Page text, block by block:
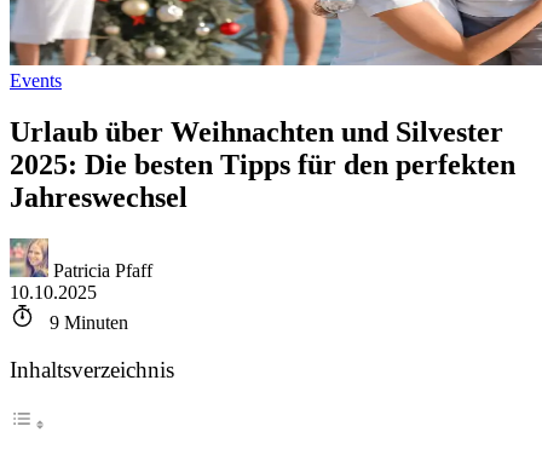
Events
Urlaub über Weihnachten und Silvester
2025: Die besten Tipps für den perfekten
Jahreswechsel
Patricia Pfaff
10.10.2025
9 Minuten
Inhaltsverzeichnis